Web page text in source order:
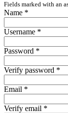
Fields marked with an
Name *
Username *
Password *
Verify password *
Email *
Verify email *